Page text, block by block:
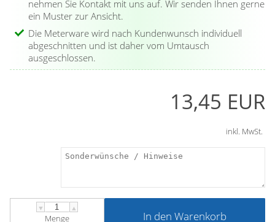
nehmen Sie Kontakt mit uns auf. Wir senden Ihnen gerne
ein Muster zur Ansicht.
Die Meterware wird nach Kundenwunsch individuell
abgeschnitten und ist daher vom Umtausch
ausgeschlossen.
13,45 EUR
inkl. MwSt.
▼ ▲
Menge In den Warenkorb